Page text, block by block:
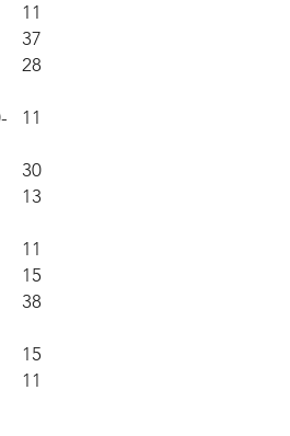
11
37
28
11
30
13
11
15
38
15
11